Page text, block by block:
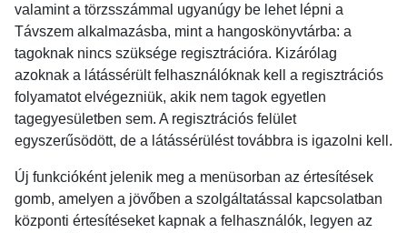
valamint a törzsszámmal ugyanúgy be lehet lépni a
Távszem alkalmazásba, mint a hangoskönyvtárba: a
tagoknak nincs szüksége regisztrációra. Kizárólag
azoknak a látássérült felhasználóknak kell a regisztrációs
folyamatot elvégezniük, akik nem tagok egyetlen
tagegyesületben sem. A regisztrációs felület
egyszerűsödött, de a látássérülést továbbra is igazolni kell.
Új funkcióként jelenik meg a menüsorban az értesítések
gomb, amelyen a jövőben a szolgáltatással kapcsolatban
központi értesítéseket kapnak a felhasználók, legyen az